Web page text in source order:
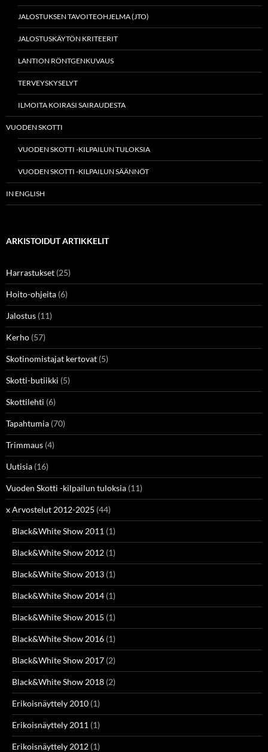
JALOSTUKSEN TAVOITEOHJELMA (JTO)
JALOSTUSKÄYTÖN KRITEERIT
LANTION RÖNTGENKUVAUS
TERVEYSKYSELYT
ILMOITA KOIRASI SAIRAUDESTA
VUODEN SKOTTI
VUODEN SKOTTI -KILPAILUN TULOKSIA
VUODEN SKOTTI -KILPAILUN SÄÄNNÖT
IN ENGLISH
ARKISTOIDUT ARTIKKELIT
Harrastukset (25)
Hoito-ohjeita (6)
Jalostus (11)
Kerho (57)
Skotinomistajat kertovat (5)
Skotti-butiikki (5)
Skottilehti (6)
Tapahtumia (70)
Trimmaus (4)
Uutisia (16)
Vuoden Skotti -kilpailun tuloksia (11)
x Arvostelut 2012-2025 (44)
Black&White Show 2011 (1)
Black&White Show 2012 (1)
Black&White Show 2013 (1)
Black&White Show 2014 (1)
Black&White Show 2015 (1)
Black&White Show 2016 (1)
Black&White Show 2017 (2)
Black&White Show 2018 (2)
Erikoisnäyttely 2010 (1)
Erikoisnäyttely 2011 (1)
Erikoisnäyttely 2012 (1)